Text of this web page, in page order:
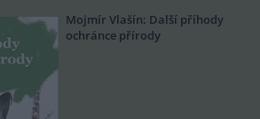
Mojmír Vlašín: Další příhody
ochránce přírody